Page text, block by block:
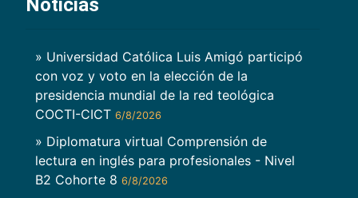
Noticias
» Universidad Católica Luis Amigó participó
con voz y voto en la elección de la
presidencia mundial de la red teológica
COCTI-CICT 6/8/2026
» Diplomatura virtual Comprensión de
lectura en inglés para profesionales - Nivel
B2 Cohorte 8 6/8/2026